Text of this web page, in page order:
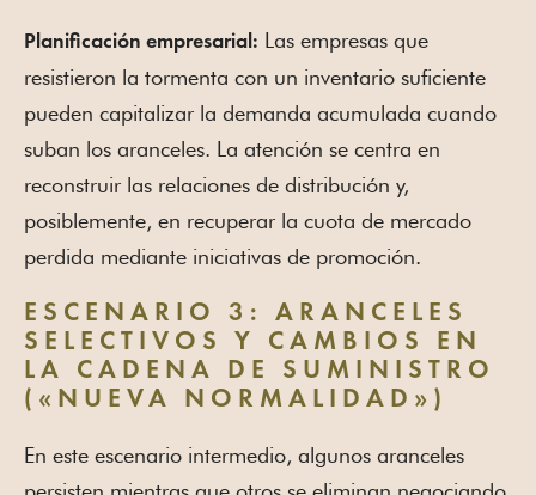
Planificación empresarial: Las empresas que
resistieron la tormenta con un inventario suficiente
pueden capitalizar la demanda acumulada cuando
suban los aranceles. La atención se centra en
reconstruir las relaciones de distribución y,
posiblemente, en recuperar la cuota de mercado
perdida mediante iniciativas de promoción.
ESCENARIO 3: ARANCELES
SELECTIVOS Y CAMBIOS EN
LA CADENA DE SUMINISTRO
(«NUEVA NORMALIDAD»)
En este escenario intermedio, algunos aranceles